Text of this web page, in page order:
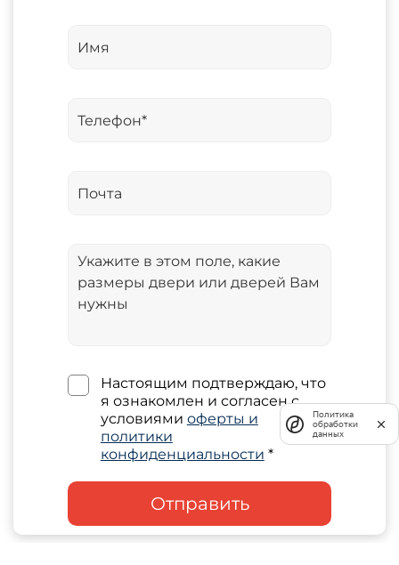
Настоящим подтверждаю, что
я ознакомлен и согласен с
условиями оферты и
политики
конфиденциальности *
Отправить
Политика
обработки
данных